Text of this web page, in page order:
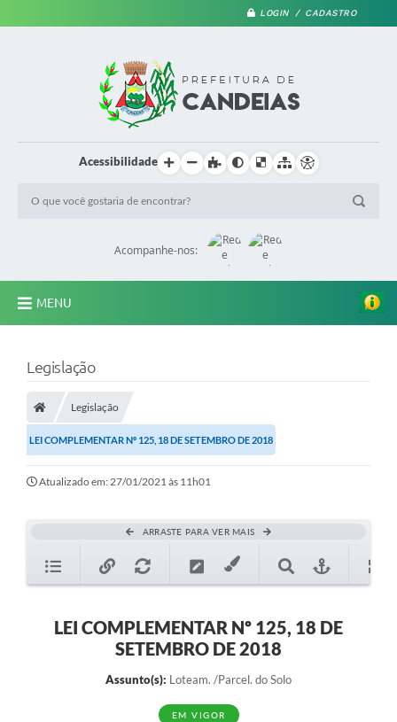
LOGIN / CADASTRO
Acessibilidade
Acompanhe-nos:
MENU
A Prefeitura
Diário Oficial
TRANSPARÊNCIA
Contato
Iluminação Pública
Conselhos Municipais
Legislação
Legislação
LEI COMPLEMENTAR Nº 125, 18 DE SETEMBRO DE 2018
Atualizado em: 27/01/2021 às 11h01
ARRASTE PARA VER MAIS
LEI COMPLEMENTAR Nº 125, 18 DE
SETEMBRO DE 2018
Assunto(s): Loteam. /Parcel. do Solo
EM VIGOR